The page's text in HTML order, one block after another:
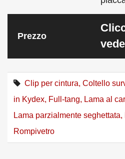
Prezzo
Clip per cintura, Coltello
in Kydex, Full-tang, Lama al
Lama parzialmente seghettata,
Rompivetro